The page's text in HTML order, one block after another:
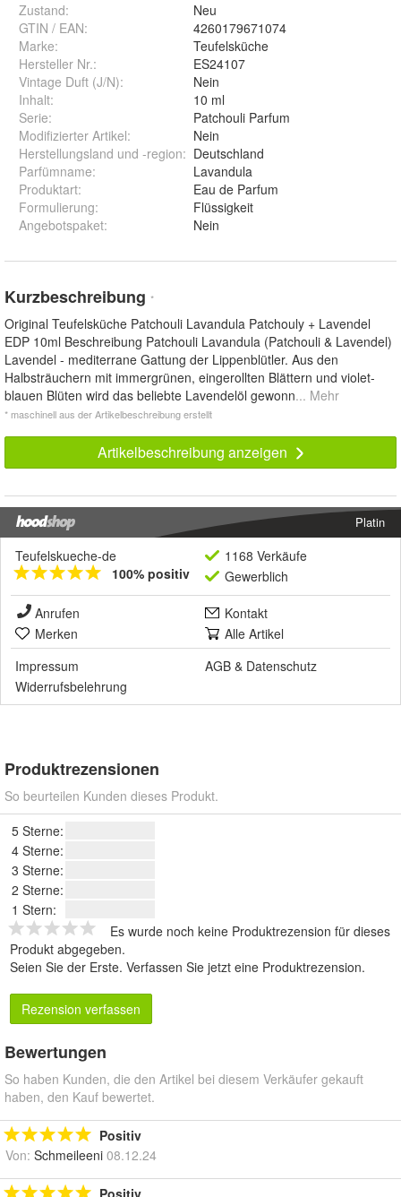
Zustand:
Neu
GTIN / EAN:
4260179671074
Marke:
Teufelsküche
Hersteller Nr.:
ES24107
Vintage Duft (J/N):
Nein
Inhalt:
10 ml
Serie:
Patchouli Parfum
Modifizierter Artikel:
Nein
Herstellungsland und -region: Deutschland
Parfümname:
Lavandula
Produktart:
Eau de Parfum
Formulierung:
Flüssigkeit
Angebotspaket: Nein
Kurzbeschreibung *
Original Teufelsküche Patchouli Lavandula Patchouly + Lavendel
EDP 10ml Beschreibung Patchouli Lavandula (Patchouli & Lavendel)
Lavendel - mediterrane Gattung der Lippenblütler. Aus den
Halbsträuchern mit immergrünen, eingerollten Blättern und violet-
blauen Blüten wird das beliebte Lavendelöl gewonn... Mehr
* maschinell aus der Artikelbeschreibung erstellt
Artikelbeschreibung anzeigen
Platin
Teufelskueche-de
100% positiv
1168 Verkäufe
Gewerblich
Anrufen
Kontakt
Merken
Alle Artikel
Impressum
AGB & Datenschutz
Widerrufsbelehrung
Produktrezensionen
So beurteilen Kunden dieses Produkt.
5 Sterne:
4 Sterne:
3 Sterne:
2 Sterne:
1 Stern:
Es wurde noch keine Produktrezension für dieses
Produkt abgegeben.
Seien Sie der Erste. Verfassen Sie jetzt eine Produktrezension.
Rezension verfassen
Bewertungen
So haben Kunden, die den Artikel bei diesem Verkäufer gekauft
haben, den Kauf bewertet.
Positiv
Von: Schmeileeni 08.12.24